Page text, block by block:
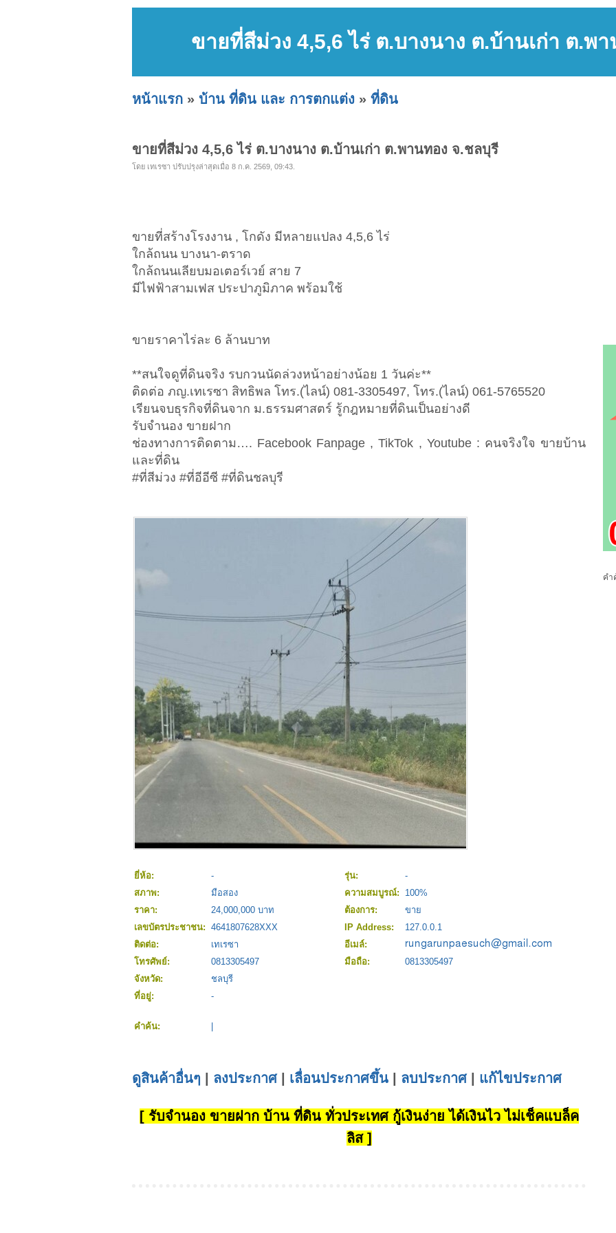
ขายที่สีม่วง 4,5,6 ไร่ ต.บางนาง ต.บ้านเก่า ต.พ
หน้าแรก » บ้าน ที่ดิน และ การตกแต่ง » ที่ดิน
ขายที่สีม่วง 4,5,6 ไร่ ต.บางนาง ต.บ้านเก่า ต.พานทอง จ.ชลบุรี
โดย เทเรซา ปรับปรุงล่าสุดเมื่อ 8 ก.ค. 2569, 09:43.
ขายที่สร้างโรงงาน , โกดัง มีหลายแปลง 4,5,6 ไร่
ใกล้ถนน บางนา-ตราด
ใกล้ถนนเลียบมอเตอร์เวย์ สาย 7
มีไฟฟ้าสามเฟส ประปาภูมิภาค พร้อมใช้
ขายราคาไร่ละ 6 ล้านบาท
**สนใจดูที่ดินจริง รบกวนนัดล่วงหน้าอย่างน้อย 1 วันค่ะ**
ติดต่อ ภญ.เทเรซา สิทธิพล โทร.(ไลน์) 081-3305497, โทร.(ไลน์) 061-5765520
เรียนจบธุรกิจที่ดินจาก ม.ธรรมศาสตร์ รู้กฎหมายที่ดินเป็นอย่างดี
รับจำนอง ขายฝาก
ช่องทางการติดตาม…. Facebook Fanpage , TikTok , Youtube : คนจริงใจ ขายบ้าน
และที่ดิน
#ที่สีม่วง #ที่อีอีซี #ที่ดินชลบุรี
ยี่ห้อ: - รุ่น:
-
สภาพ:
มือสอง ความสมบูรณ์:
100%
ราคา:
24,000,000 บาท ต้องการ:
ขาย
เลขบัตรประชาชน: 4641807628XXX IP Address:
127.0.0.1
ติดต่อ:
เทเรซา
อีเมล์:
โทรศัพย์:
0813305497 มือถือ:
0813305497
จังหวัด:
ชลบุรี
ที่อยู่:
-
คำค้น:
ดูสินค้าอื่นๆ ลงประกาศ| เลื่อนประกาศขึ้น ลบประกาศ| แก้ไขประกาศ
[ รับจำนอง ขายฝาก บ้าน ที่ดิน ทั่วประเทศ กู้เงินง่าย ได้เงินไว ไม่เช็คแบล็ค
ลิส ]
คำ